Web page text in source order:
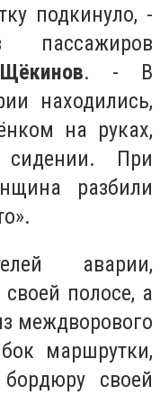
подкинуло, -
. - В
находились,
на руках,
При
разбили
аварии,
полосе, а
междворового
маршрутки,
своей